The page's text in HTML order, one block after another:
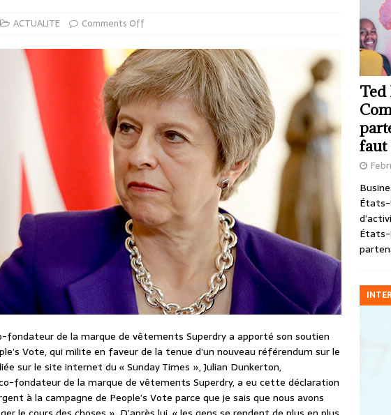
ACTUALITE Comments Off
fondateur de la marque de vêtements Superdry a apporté son soutien
Vote, qui milite en faveur de la tenue d’un nouveau référendum sur le
sur le site internet du « Sunday Times », Julian Dunkerton,
fondateur de la marque de vêtements Superdry, a eu cette déclaration
à la campagne de People’s Vote parce que je sais que nous avons
Ted
faut
États-
États-